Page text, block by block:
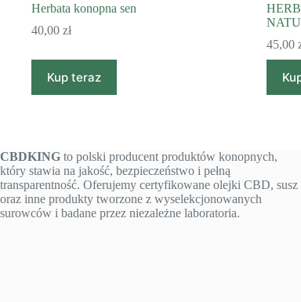
Herbata konopna sen
40,00 zł
Kup teraz
45,00
CBDKING to polski producent produktów konopnych,
który stawia na jakość, bezpieczeństwo i pełną
transparentność. Oferujemy certyfikowane olejki CBD, susz
oraz inne produkty tworzone z wyselekcjonowanych
surowców i badane przez niezależne laboratoria.